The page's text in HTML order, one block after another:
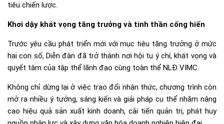
tiêu chiến lược.
Khơi dậy khát vọng tăng trưởng và tinh thần cống hiến
Trước yêu cầu phát triển mới với mục tiêu tăng trưởng ở mức
hai con số, Diễn đàn đã trở thành nơi hội tụ ý chí, khát vọng và
quyết tâm của tập thể lãnh đạo cùng toàn thể NLĐ VIMC.
Không chỉ dừng lại ở việc trao đổi nhận thức, chương trình còn
mở ra nhiều ý tưởng, sáng kiến và giải pháp cụ thể nhằm nâng
cao hiệu quả sản xuất kinh doanh, cải tiến quản trị, phát huy